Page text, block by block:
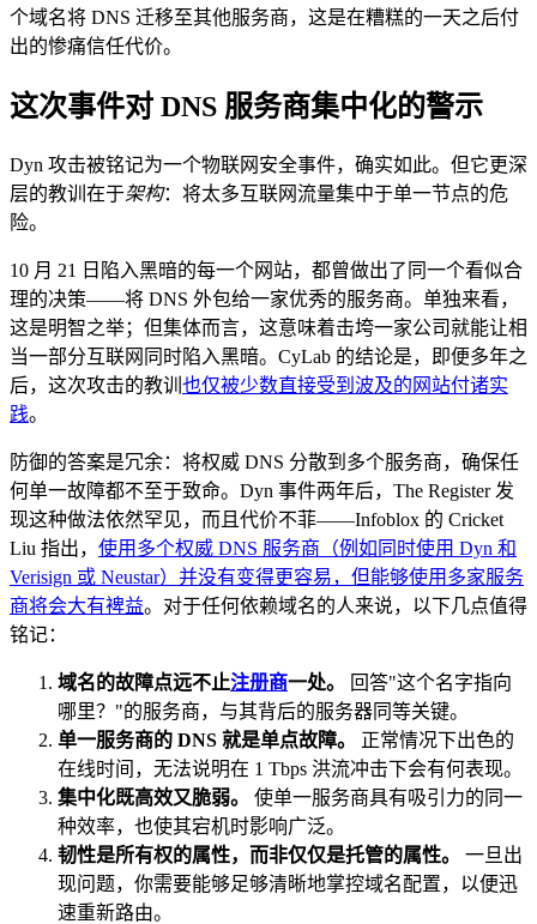
个域名将 DNS 迁移至其他服务商，这是在糟糕的一天之后付
出的惨痛信任代价。
这次事件对 DNS 服务商集中化的警示
Dyn 攻击被铭记为一个物联网安全事件，确实如此。但它更深
层的教训在于架构：将太多互联网流量集中于单一节点的危
险。
10 月 21 日陷入黑暗的每一个网站，都曾做出了同一个看似合
理的决策——将 DNS 外包给一家优秀的服务商。单独来看，
这是明智之举；但集体而言，这意味着击垮一家公司就能让相
当一部分互联网同时陷入黑暗。CyLab 的结论是，即便多年之
后，这次攻击的教训 也仅被少数直接受到波及的网站付诸实
践。
防御的答案是冗余：将权威 DNS 分散到多个服务商，确保任
何单一故障都不至于致命。Dyn 事件两年后，The Register 发
现这种做法依然罕见，而且代价不菲——Infoblox 的 Cricket
Liu 指出， 使用多个权威 DNS 服务商（例如同时使用 Dyn 和
Verisign 或 Neustar）并没有变得更容易，但能够使用多家服务
商将会大有裨益。对于任何依赖域名的人来说，以下几点值得
铭记：
域名的故障点远不止注册商一处。
回答"这个名字指向
哪里？"的服务商，与其背后的服务器同等关键。
单一服务商的 DNS 就是单点故障。
正常情况下出色的
在线时间，无法说明在 1 Tbps 洪流冲击下会有何表现。
集中化既高效又脆弱。
使单一服务商具有吸引力的同一
种效率，也使其宕机时影响广泛。
韧性是所有权的属性，而非仅仅是托管的属性。
一旦出
现问题，你需要能够足够清晰地掌控域名配置，以便迅
速重新路由。